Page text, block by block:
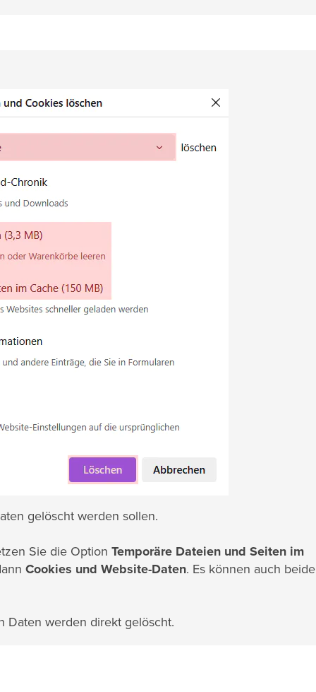
gelöscht werden sollen.
Sie die Option Temporäre Dateien und Seiten im
Cookies und Website-Daten. Es können auch beide
Daten werden direkt gelöscht.